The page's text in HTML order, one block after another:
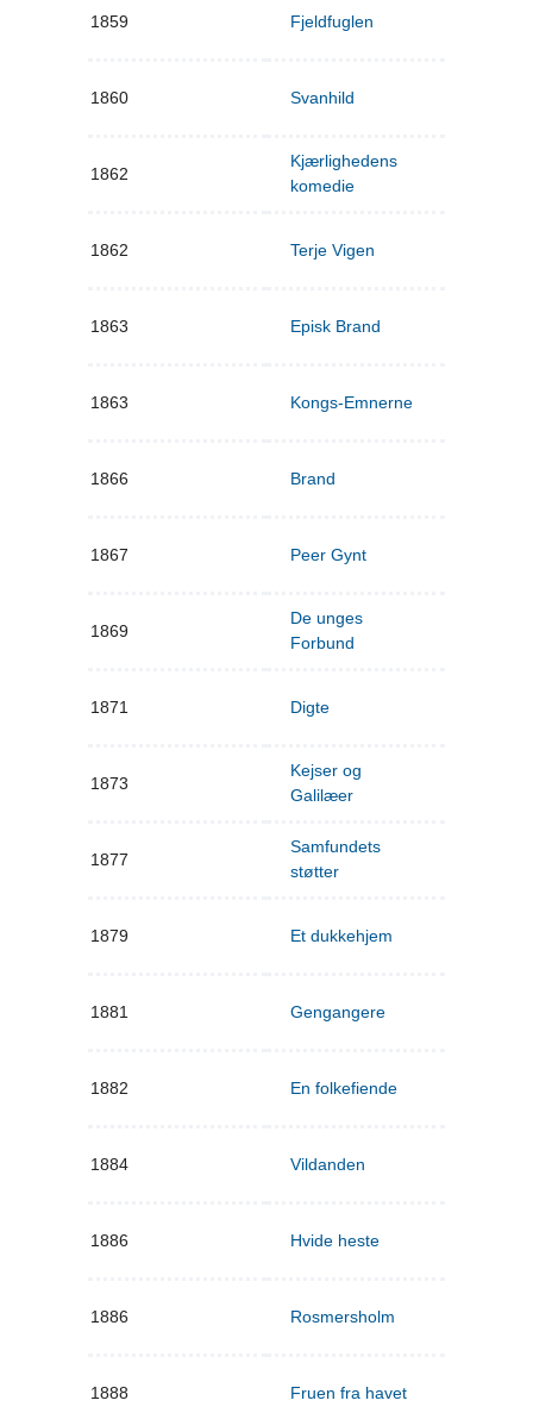
1859 Fjeldfuglen
1860 Svanhild
1862
Kjærlighedens
komedie
1862 Terje Vigen
1863 Episk Brand
1863 Kongs-Emnerne
1866 Brand
1867 Peer Gynt
1869
De unges
Forbund
1871 Digte
1873
Kejser og
Galilæer
1877
Samfundets
støtter
1879 Et dukkehjem
1881 Gengangere
1882 En folkefiende
1884 Vildanden
1886 Hvide heste
1886 Rosmersholm
1888 Fruen fra havet